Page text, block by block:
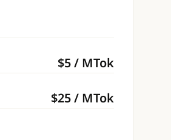
$5/ MTok
$25/ MTok